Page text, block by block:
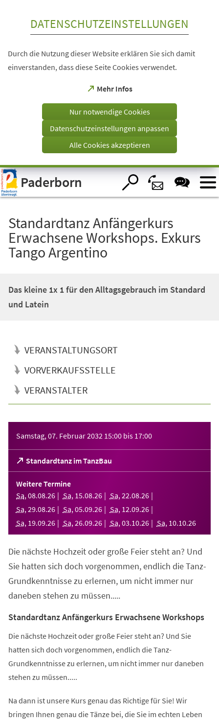
Visuelle
Assistenzsoftware
öffnen.
DATENSCHUTZEINSTELLUNGEN
Durch die Nutzung dieser Website erklären Sie sich damit
einverstanden, dass diese Seite Cookies verwendet.
Mehr Infos
(Öffnet
einem
Tab)
Nur notwendige Cookies
Datenschutzeinstellungen anpassen
Alle Cookies akzeptieren
Paderborn
Standardtanz Anfängerkurs
Erwachsene Workshops. Exkurs
Tango Argentino
Das kleine 1x 1 für den Alltagsgebrauch im Standard
und Latein
VERANSTALTUNGSORT
VORVERKAUFSSTELLE
VERANSTALTER
Samstag, 07. Februar 2032 15:00 bis 17:00
Standardtanz im TanzBau
(Öffnet
in
einem
neuen
Tab)
Weitere Termine
Sa, 08.08.26 Sa, 15.08.26 Sa, 22.08.26
Sa, 29.08.26 Sa, 05.09.26 Sa, 12.09.26
Sa, 19.09.26 Sa, 26.09.26 Sa, 03.10.26 Sa, 10.10.26
Die nächste Hochzeit oder große Feier steht an? Und
Sie hatten sich doch vorgenommen, endlich die Tanz-
Grundkenntnisse zu erlernen, um nicht immer nur
daneben stehen zu müssen.....
Standardtanz Anfängerkurs Erwachsene Workshops
Die nächste Hochzeit oder große Feier steht an? Und Sie
hatten sich doch vorgenommen, endlich die Tanz-
Grundkenntnisse zu erlernen, um nicht immer nur daneben
stehen zu müssen.....
Na dann ist unsere Kurs genau das Richtige für Sie! Wir
bringen Ihnen genau die Tänze bei, die Sie im echten Leben